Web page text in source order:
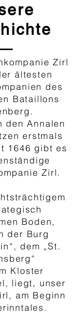
Zirl
ältesten
des
Bataillons
den Annalen
erstmals
1646 gibt es
Zirl.
Boden,
der Burg
dem „St.
Kloster
liegt, unser
am Beginn